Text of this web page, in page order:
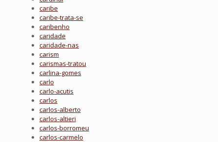
caribe
caribe-trata-se
caribenho
caridade
caridade-nas
carism
carismas-tratou
carlina-gomes
carlo
carlo-acutis
carlos
carlos-alberto
carlos-altieri
carlos-borromeu
carlos-carmelo